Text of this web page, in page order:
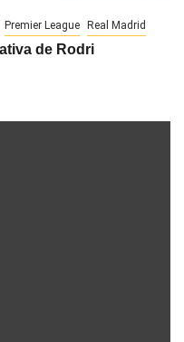
Premier League Real Madrid
de Rodri